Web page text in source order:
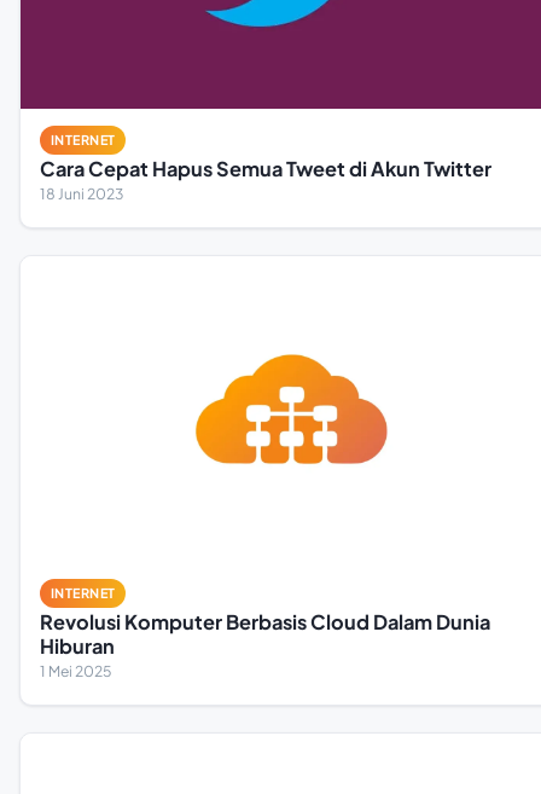
INTERNET
Cara Cepat Hapus Semua Tweet di Akun Twitter
18 Juni 2023
INTERNET
Revolusi Komputer Berbasis Cloud Dalam Dunia
Hiburan
1 Mei 2025